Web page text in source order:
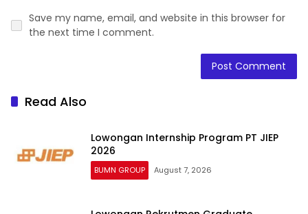
Save my name, email, and website in this browser for
the next time I comment.
Read Also
Lowongan Internship Program PT JIEP
2026
BUMN GROUP August 7, 2026